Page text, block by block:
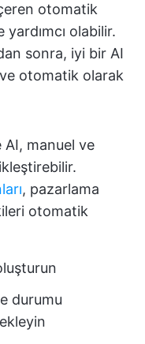
otomatik
olabilir.
sonra, iyi bir AI
otomatik olarak
manuel ve
, pazarlama
otomatik
durumu